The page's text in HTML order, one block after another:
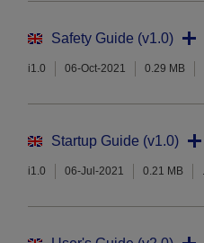
Safety Guide (v1.0)
i1.0 06-Oct-2021 0.29 MB
Startup Guide (v1.0)
i1.0 06-Jul-2021 0.21 MB